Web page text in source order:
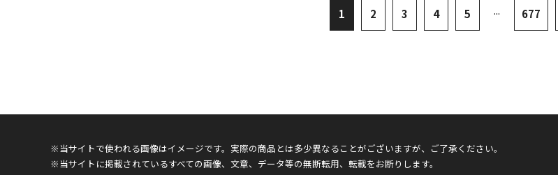
1 2 3 4 5 ... 677
※当サイトで使われる画像はイメージです。実際の商品とは多少異なることがございますが、ご了承ください。
※当サイトに掲載されているすべての画像、文章、データ等の無断転用、転載をお断りします。